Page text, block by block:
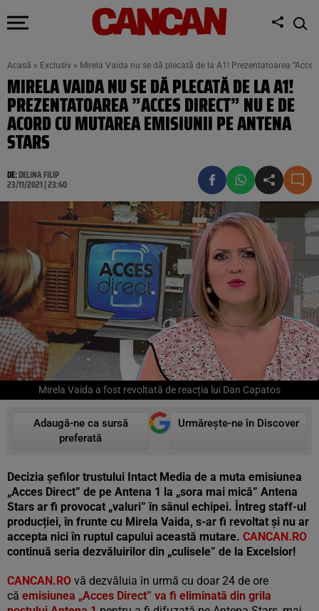
Acasă » Exclusiv » Mirela Vaida nu se dă plecată de la A1! Prezentatoarea
MIRELA VAIDA NU SE DĂ PLECATĂ DE LA A1!
PREZENTATOAREA ”ACCES DIRECT” NU E DE
ACORD CU MUTAREA EMISIUNII PE ANTENA
STARS
DE:DELINA FILIP
23/11/2021 | 23:40
Mirela Vaida a fost revoltată de reacția lui Dan Capatos
Adaugă-ne ca sursă
preferată
Urmărește-ne în Discover
Decizia șefilor trustului Intact Media de a muta emisiunea
„Acces Direct” de pe Antena 1 la „sora mai mică” Antena
Stars ar fi provocat „valuri” în sânul echipei. Întreg staff-ul
producției, în frunte cu Mirela Vaida, s-ar fi revoltat și nu ar
accepta nici în ruptul capului această mutare. CANCAN.RO
continuă seria dezvăluirilor din „culisele” de la Excelsior!
CANCAN.RO vă dezvăluia în urmă cu doar 24 de ore
că emisiunea „Acces Direct” va fi eliminată din grila